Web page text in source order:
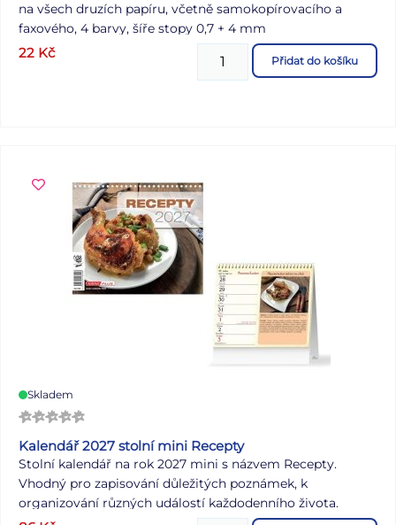
na všech druzích papíru, včetně samokopírovacího a
faxového, 4 barvy, šíře stopy 0,7 + 4 mm
22 Kč Přidat do košíku
Skladem
Kalendář 2027 stolní mini Recepty
Stolní kalendář na rok 2027 mini s názvem Recepty.
Vhodný pro zapisování důležitých poznámek, k
organizování různých událostí každodenního života.